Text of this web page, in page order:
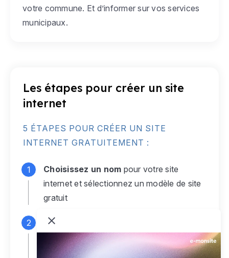
votre commune. Et d’informer sur vos services
municipaux.
Les étapes pour créer un site
internet
5 ÉTAPES POUR CRÉER UN SITE
INTERNET GRATUITEMENT :
Choisissez un nom pour votre site
internet et sélectionnez un modèle de site
gratuit
Connectez-vous
monsite gratuit pour accéder à votre
espace d'administration